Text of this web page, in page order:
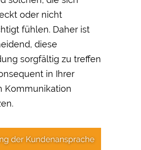
oder nicht
fühlen. Daher ist
diese
sorgfältig zu treffen
in Ihrer
Kommunikation